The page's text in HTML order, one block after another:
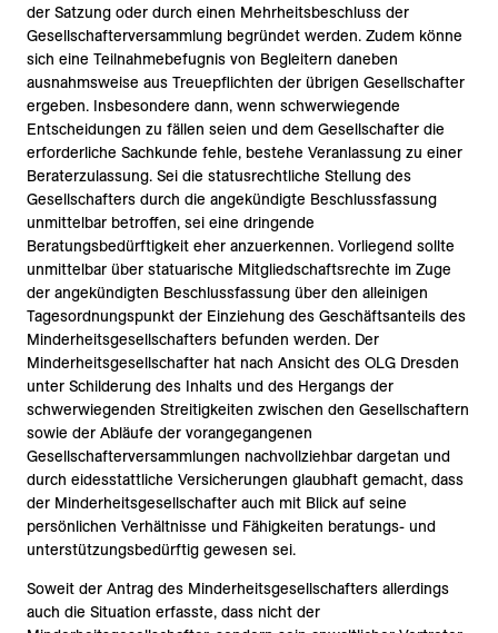
der Satzung oder durch einen Mehrheitsbeschluss der
Gesellschafterversammlung begründet werden. Zudem könne
sich eine Teilnahmebefugnis von Begleitern daneben
ausnahmsweise aus Treuepflichten der übrigen Gesellschafter
ergeben. Insbesondere dann, wenn schwerwiegende
Entscheidungen zu fällen seien und dem Gesellschafter die
erforderliche Sachkunde fehle, bestehe Veranlassung zu einer
Beraterzulassung. Sei die statusrechtliche Stellung des
Gesellschafters durch die angekündigte Beschlussfassung
unmittelbar betroffen, sei eine dringende
Beratungsbedürftigkeit eher anzuerkennen. Vorliegend sollte
unmittelbar über statuarische Mitgliedschaftsrechte im Zuge
der angekündigten Beschlussfassung über den alleinigen
Tagesordnungspunkt der Einziehung des Geschäftsanteils des
Minderheitsgesellschafters befunden werden. Der
Minderheitsgesellschafter hat nach Ansicht des OLG Dresden
unter Schilderung des Inhalts und des Hergangs der
schwerwiegenden Streitigkeiten zwischen den Gesellschaftern
sowie der Abläufe der vorangegangenen
Gesellschafterversammlungen nachvollziehbar dargetan und
durch eidesstattliche Versicherungen glaubhaft gemacht, dass
der Minderheitsgesellschafter auch mit Blick auf seine
persönlichen Verhältnisse und Fähigkeiten beratungs- und
unterstützungsbedürftig gewesen sei.
Soweit der Antrag des Minderheitsgesellschafters allerdings
auch die Situation erfasste, dass nicht der